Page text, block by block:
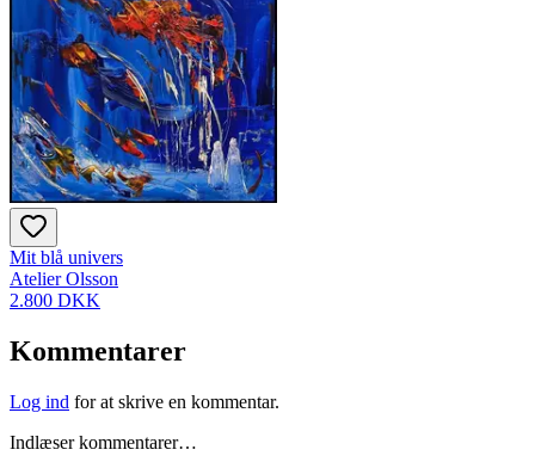
Mit blå univers
Atelier Olsson
2.800 DKK
Kommentarer
Log ind for at skrive en kommentar.
Indlæser kommentarer…